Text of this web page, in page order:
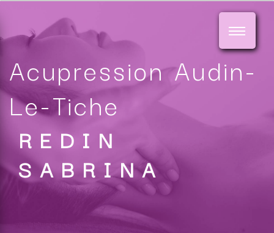
Acupression Audin-
Le-Tiche
REDIN
SABRINA